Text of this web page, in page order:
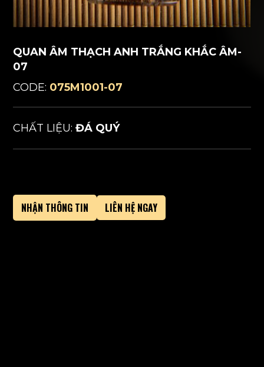
QUAN ÂM THẠCH ANH TRẮNG KHẮC ÂM-
07
CODE: 075M1001-07
CHẤT LIỆU:ĐÁ QUÝ
NHẬN THÔNG TIN LIÊN HỆ NGAY